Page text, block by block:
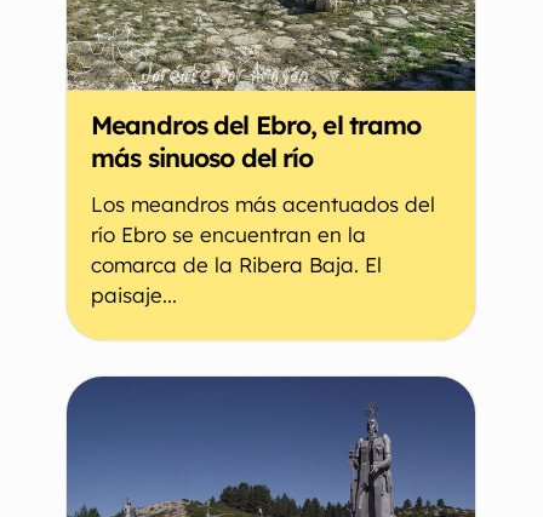
Meandros del Ebro, el tramo
más sinuoso del río
Los meandros más acentuados del
río Ebro se encuentran en la
comarca de la Ribera Baja. El
paisaje...